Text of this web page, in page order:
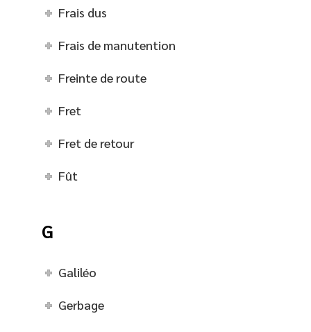
Frais dus
Frais de manutention
Freinte de route
Fret
Fret de retour
Fût
G
Galiléo
Gerbage